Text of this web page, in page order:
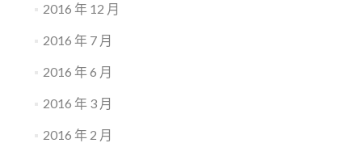
2016 年 12 月
2016 年 7 月
2016 年 6 月
2016 年 3 月
2016 年 2 月